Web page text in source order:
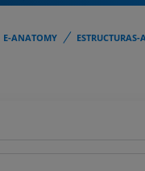
E-ANATOMY